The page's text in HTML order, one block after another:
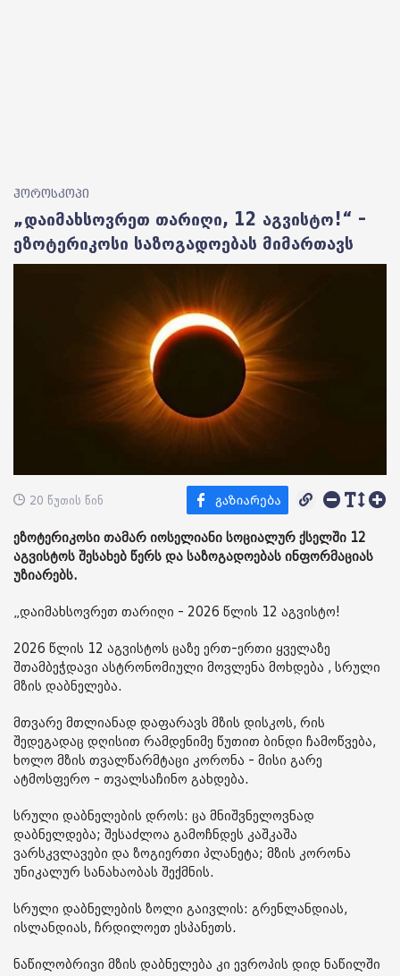
ჰოროსკოპი
„დაიმახსოვრეთ თარიღი, 12 აგვისტო!“ –
ეზოტერიკოსი საზოგადოებას მიმართავს
20 წუთის წინ
ეზოტერიკოსი თამარ იოსელიანი სოციალურ ქსელში 12
აგვისტოს შესახებ წერს და საზოგადოებას ინფორმაციას
უზიარებს.
„დაიმახსოვრეთ თარიღი - 2026 წლის 12 აგვისტო!
2026 წლის 12 აგვისტოს ცაზე ერთ-ერთი ყველაზე
შთამბეჭდავი ასტრონომიული მოვლენა მოხდება , სრული
მზის დაბნელება.
მთვარე მთლიანად დაფარავს მზის დისკოს, რის
შედეგადაც დღისით რამდენიმე წუთით ბინდი ჩამოწვება,
ხოლო მზის თვალწარმტაცი კორონა - მისი გარე
ატმოსფერო - თვალსაჩინო გახდება.
სრული დაბნელების დროს: ცა მნიშვნელოვნად
დაბნელდება; შესაძლოა გამოჩნდეს კაშკაშა
ვარსკვლავები და ზოგიერთი პლანეტა; მზის კორონა
უნიკალურ სანახაობას შექმნის.
სრული დაბნელების ზოლი გაივლის: გრენლანდიას,
ისლანდიას, ჩრდილოეთ ესპანეთს.
ნაწილობრივი მზის დაბნელება კი ევროპის დიდ ნაწილში